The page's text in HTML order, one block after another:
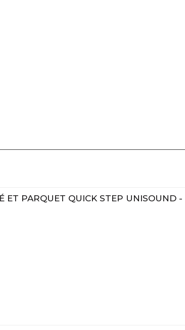
ET PARQUET QUICK STEP UNISOUND -